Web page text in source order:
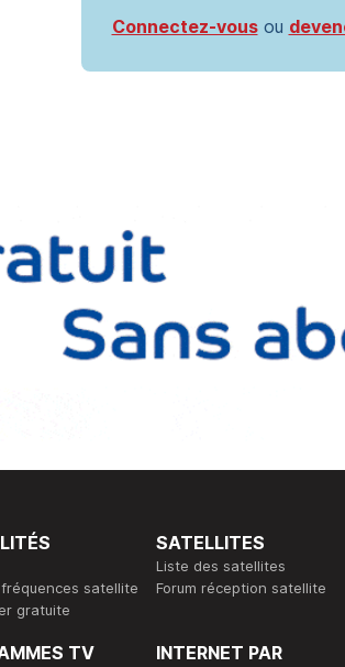
Connectez-vousou
satellite
gratuite
SATELLITES
Liste des satellites
Forum réception satellite
TV
INTERNET PAR